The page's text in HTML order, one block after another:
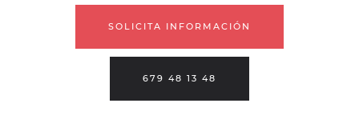
SOLICITA INFORMACIÓN
679 48 13 48